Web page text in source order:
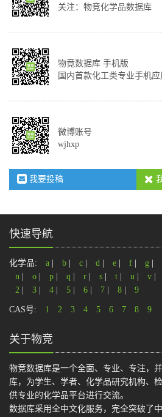
关注：物竞化学品数据库
物竟数据库 手机版
国内首款化工类专业手机应
微博账号
wjhxp
我要投稿
快速导航
化学品: a b c d e f g
n
o p q r s t u v
2
3 4 5 6 7 8 9
CAS号: 1 2 3 4 5 6 7 8 9
关于物竞
物竞数据库是一个全面、专业、专注，
库，为学生、学者、化学品研究机构、
供专业的化学品平台进行交流。
数据库采用全中文化服务，完全突破了